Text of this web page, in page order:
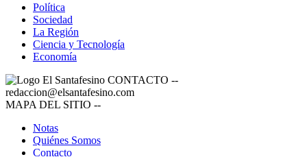
Política
Sociedad
La Región
Ciencia y Tecnología
Economía
CONTACTO --
redaccion@elsantafesino.com
MAPA DEL SITIO --
Notas
Quiénes Somos
Contacto